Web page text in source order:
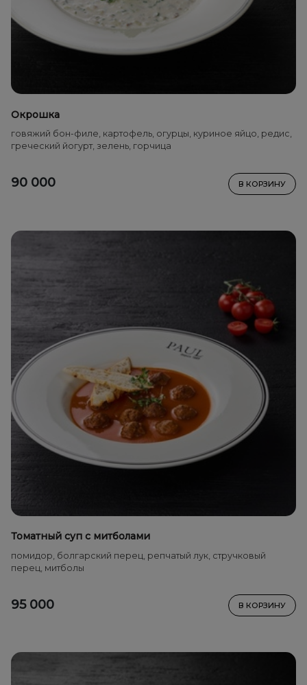
Окрошка
говяжий бон-филе, картофель, огурцы, куриное яйцо, редис,
греческий йогурт, зелень, горчица
90 000 В КОРЗИНУ
Томатный суп с митболами
помидор, болгарский перец, репчатый лук, стручковый
перец, митболы
95 000 В КОРЗИНУ